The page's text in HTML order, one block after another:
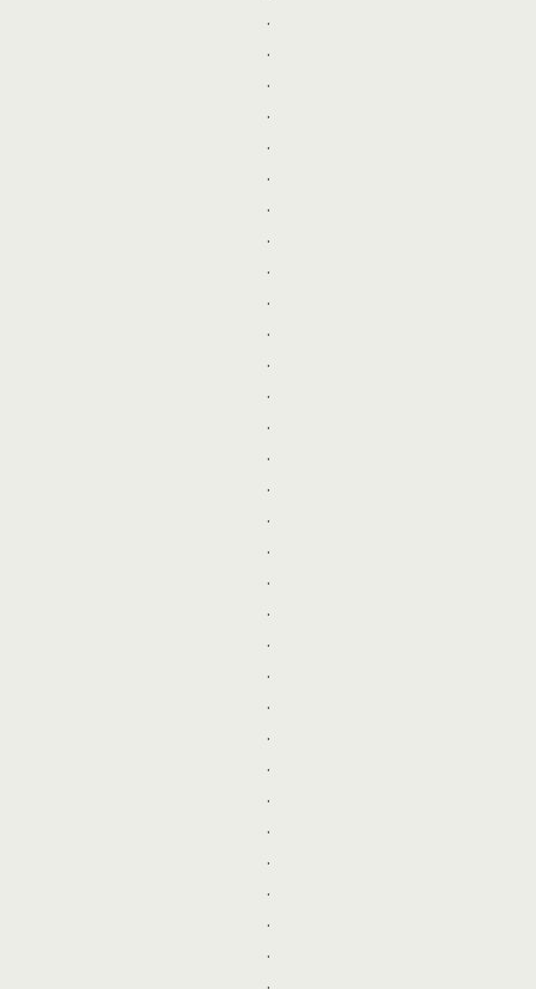
.
.
.
.
.
.
.
.
.
.
.
.
.
.
.
.
.
.
.
.
.
.
.
.
.
.
.
.
.
.
.
.